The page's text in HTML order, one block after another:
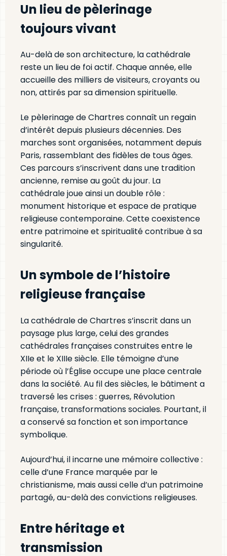
Un lieu de pèlerinage
toujours vivant
Au-delà de son architecture, la cathédrale
reste un lieu de foi actif. Chaque année, elle
accueille des milliers de visiteurs, croyants ou
non, attirés par sa dimension spirituelle.
Le pèlerinage de Chartres connaît un regain
d’intérêt depuis plusieurs décennies. Des
marches sont organisées, notamment depuis
Paris, rassemblant des fidèles de tous âges.
Ces parcours s’inscrivent dans une tradition
ancienne, remise au goût du jour. La
cathédrale joue ainsi un double rôle :
monument historique et espace de pratique
religieuse contemporaine. Cette coexistence
entre patrimoine et spiritualité contribue à sa
singularité.
Un symbole de l’histoire
religieuse française
La cathédrale de Chartres s’inscrit dans un
paysage plus large, celui des grandes
cathédrales françaises construites entre le
XIIe et le XIIIe siècle. Elle témoigne d’une
période où l’Église occupe une place centrale
dans la société. Au fil des siècles, le bâtiment a
traversé les crises : guerres, Révolution
française, transformations sociales. Pourtant, il
a conservé sa fonction et son importance
symbolique.
Aujourd’hui, il incarne une mémoire collective :
celle d’une France marquée par le
christianisme, mais aussi celle d’un patrimoine
partagé, au-delà des convictions religieuses.
Entre héritage et
transmission